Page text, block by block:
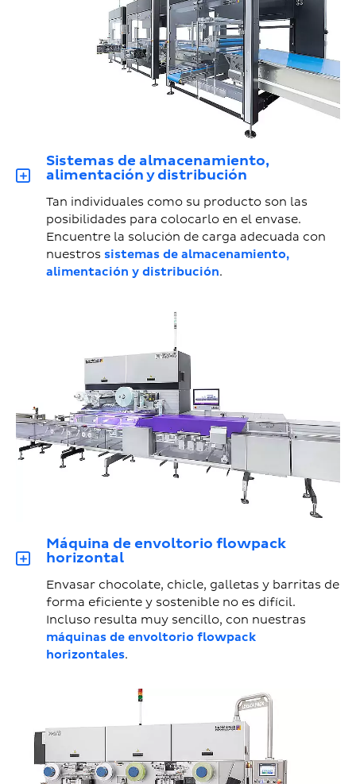
Sistemas de almacenamiento,
alimentación y distribución
Tan individuales como su producto son las
posibilidades para colocarlo en el envase.
Encuentre la solución de carga adecuada con
nuestros sistemas de almacenamiento,
alimentación y distribución.
Máquina de envoltorio flowpack
horizontal
Envasar chocolate, chicle, galletas y barritas de
forma eficiente y sostenible no es difícil.
Incluso resulta muy sencillo, con nuestras
máquinas de envoltorio flowpack
horizontales.